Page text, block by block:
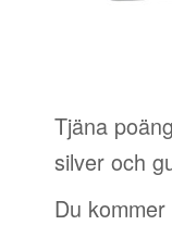
Tjäna
silver och
Du